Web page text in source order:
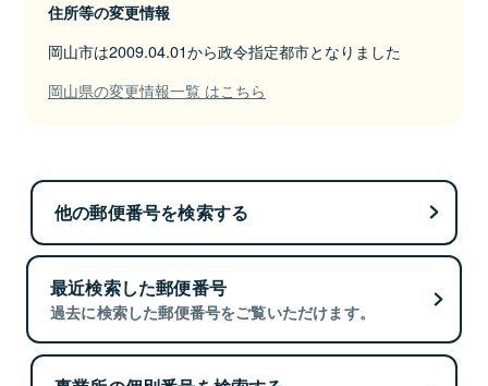
住所等の変更情報
岡山市は2009.04.01から政令指定都市となりました
岡山県の変更情報一覧 はこちら
他の郵便番号を検索する
最近検索した郵便番号
過去に検索した郵便番号をご覧いただけます。